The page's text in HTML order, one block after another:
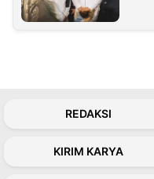
REDAKSI
KIRIM KARYA